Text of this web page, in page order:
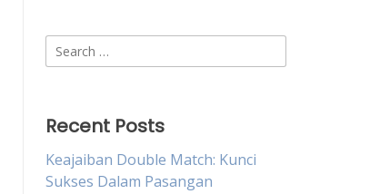
Search
for:
Recent Posts
Keajaiban Double Match: Kunci
Sukses Dalam Pasangan